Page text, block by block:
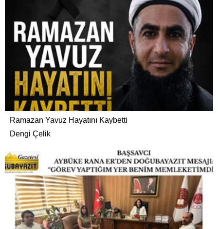
Ramazan Yavuz Hayatını Kaybetti
Dengi Çelik